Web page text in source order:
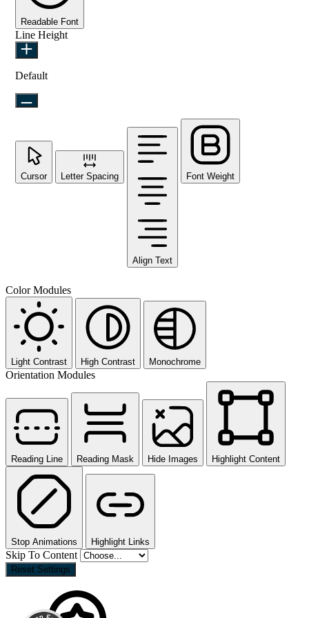
Readable Font
Line Height
Default
Cursor Letter Spacing
Align Text
Font Weight
Color Modules
Light Contrast High Contrast Monochrome
Orientation Modules
Reading Line Reading Mask Hide Images Highlight Content
Stop Animations Highlight Links
Skip To Content
Reset Settings
Kundenbewertungen und Erfahrungen zu
MVM AG